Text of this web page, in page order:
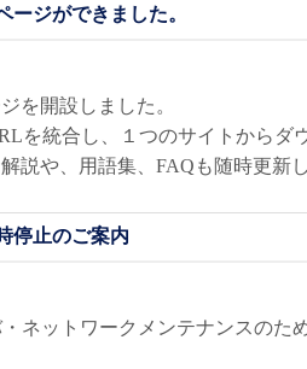
ージができました。
を開設しました。
を統合し、１つのサイトからダ
説や、用語集、FAQも随時更新
停止のご案内
ネットワークメンテナンスのた